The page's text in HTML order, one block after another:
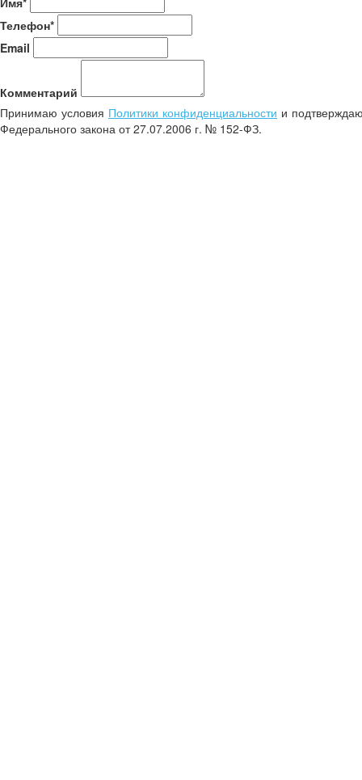
Телефон*
Email
Комментарий
Принимаю условия Политики конфиденциальности и
Федерального закона от 27.07.2006 г. № 152-ФЗ.